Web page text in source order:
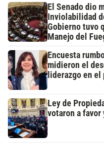
El Senado dio
Inviolabilidad
Gobierno tuvo
Manejo del
Encuesta
midieron el
liderazgo en
Ley de
votaron a favor